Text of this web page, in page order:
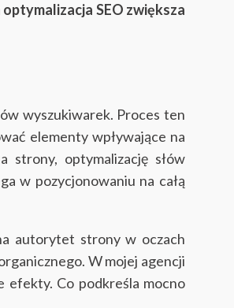
SEO zwiększa
wyszukiwarek. Proces ten
elementy wpływające na
strony, optymalizację słów
w pozycjonowaniu na całą
autorytet strony w oczach
W mojej agencji
efekty. Co podkreśla mocno